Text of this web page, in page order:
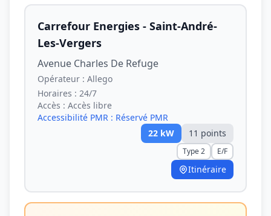
Carrefour Energies - Saint-André-
Les-Vergers
Avenue Charles De Refuge
Opérateur : Allego
Horaires : 24/7
Accès : Accès libre
Accessibilité PMR : Réservé PMR
22 kW 11 points
Type 2 E/F
Itinéraire